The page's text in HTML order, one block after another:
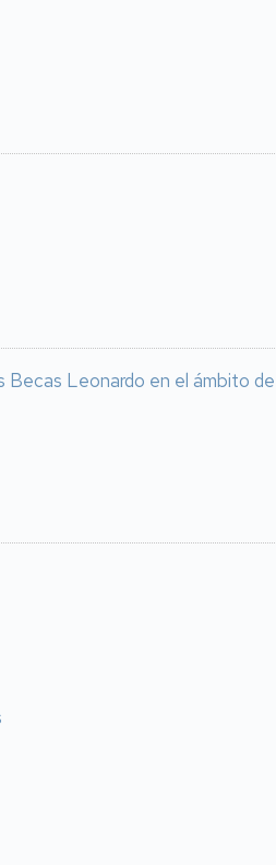
Leonardo en el ámbito de